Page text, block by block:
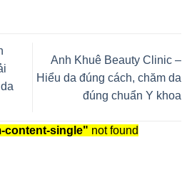
Anh Khuê Beauty Clinic –
Hiểu da đúng cách, chăm da
đúng chuẩn Y khoa
content-single" not found